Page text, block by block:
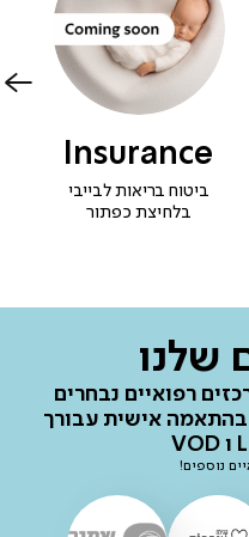
Insurance
ביטוח בריאות לבייבי
בלחיצת כפתור
שלנו
רפואיים נבחרים
בהתאמה אישית עבורך
נוספים!